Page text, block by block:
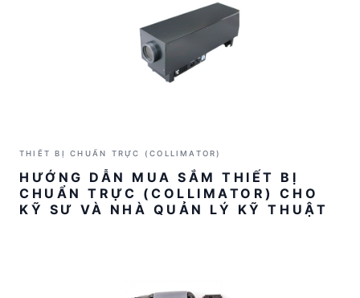
THIẾT BỊ CHUẨN TRỰC (COLLIMATOR)
HƯỚNG DẪN MUA SẮM THIẾT BỊ
CHUẨN TRỰC (COLLIMATOR) CHO
KỸ SƯ VÀ NHÀ QUẢN LÝ KỸ THUẬT